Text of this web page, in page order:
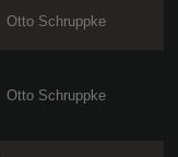
Otto Schruppke
Otto Schruppke